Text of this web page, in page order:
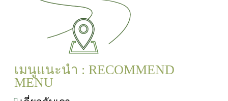
เมนูแนะนำ : RECOMMEND
MENU